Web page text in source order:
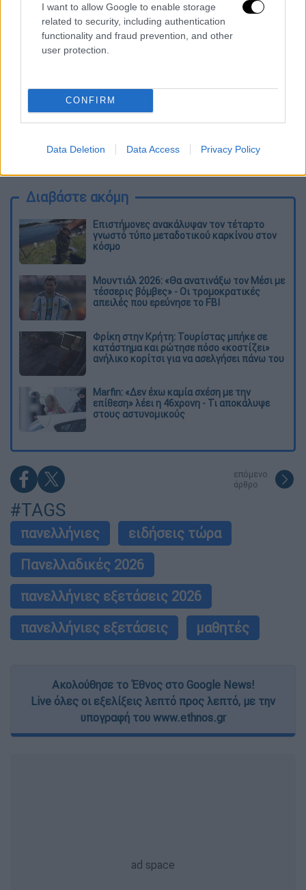
I want to allow Google to enable storage
related to security, including authentication
functionality and fraud prevention, and other
user protection.
CONFIRM
Data Deletion Data Access Privacy Policy
διαγράφονται
καταχώρηση
Διαβάστε ακόμη
Επιστήμονες ανακάλυψαν τον τέταρτο
γνωστό τύπο μεταδοτικού καρκίνου στον
κόσμο
Μουντιάλ 2026: «Θα ανατινάξω τον Μέσι με
τέσσερις βόμβες» - Οι τρομοκρατικές
απειλές που ερεύνησε το FBI
Φρίκη στην Κρήτη: Τουρίστας μπήκε σε
κατάστημα και ρώτησε πόσο «κοστίζει»
ανήλικο κορίτσι για να ασελγήσει πάνω του
Marfin: «Δεν έχω καμία σχέση με την
επίθεση» λέει η 46χρονη - Τι αποκάλυψε
στους αστυνομικούς
επόμενο
άρθρο
#TAGS
πανελλήνιες
ειδήσεις τώρα
Πανελλαδικές 2026
πανελλήνιες εξετάσεις 2026
πανελλήνιες εξετάσεις
μαθητές
Ακολούθησε το Έθνος στο Google News!
Live όλες οι εξελίξεις λεπτό προς λεπτό, με την
υπογραφή του www.ethnos.gr